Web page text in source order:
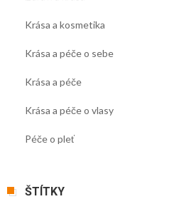
Krása a kosmetika
Krása a péče o sebe
Krása a péče
Krása a péče o vlasy
Péče o pleť
ŠTÍTKY